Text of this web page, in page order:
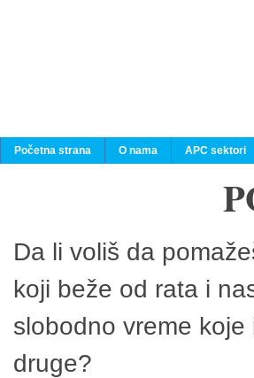
Početna strana O nama APC sektori
Da li voliš da
koji beže od rata i
slobodno vreme
druge?